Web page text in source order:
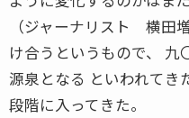
（ジャーナリスト 横田
け合うというもので、
源泉となる といわれてき
段階に入ってきた。